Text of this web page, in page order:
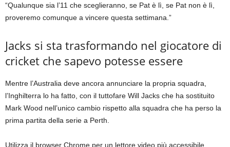
“Qualunque sia l’11 che sceglieranno, se Pat è lì, se Pat non è lì,
proveremo comunque a vincere questa settimana.”
Jacks si sta trasformando nel giocatore di
cricket che sapevo potesse essere
Mentre l’Australia deve ancora annunciare la propria squadra,
l’Inghilterra lo ha fatto, con il tuttofare Will Jacks che ha sostituito
Mark Wood nell’unico cambio rispetto alla squadra che ha perso la
prima partita della serie a Perth.
Utilizza il browser Chrome per un lettore video più accessibile